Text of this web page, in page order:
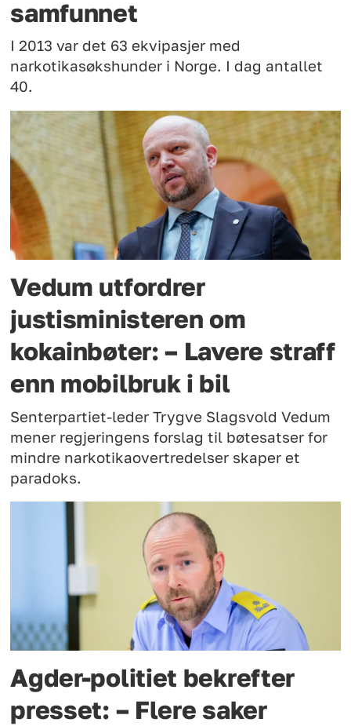
samfunnet
I 2013 var det 63 ekvipasjer med
narkotikasøkshunder i Norge. I dag antallet
40.
Vedum utfordrer
justisministeren om
kokainbøter: – Lavere straff
enn mobilbruk i bil
Senterpartiet-leder Trygve Slagsvold Vedum
mener regjeringens forslag til bøtesatser for
mindre narkotikaovertredelser skaper et
paradoks.
Agder-politiet bekrefter
presset: – Flere saker